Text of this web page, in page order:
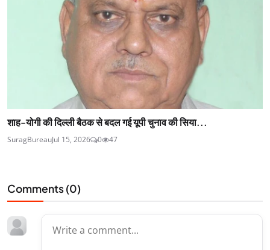
शाह-योगी की दिल्ली बैठक से बदल गई यूपी चुनाव की सिया...
SuragBureauJul 15, 2026 0 47
Comments (0)